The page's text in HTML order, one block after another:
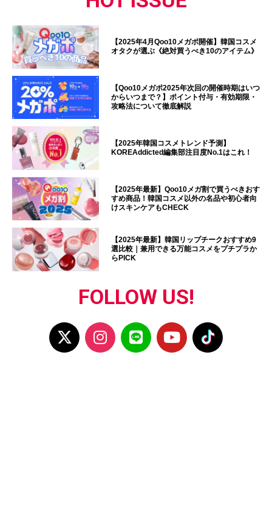
【2025年4月Qoo10メガポ開催】韓国コスメ
オタクが選ぶ《絶対買うべき10のアイテム》
【Qoo10メガポ2025年次回の開催時期はいつ
からいつまで？】ポイント付与・有効期限・
攻略法について徹底解説
【2025年韓国コスメトレンド予測】
KOREAddicted編集部注目度No.1はこれ！
【2025年最新】Qoo10メガ割で買うべきおす
すめ商品！韓国コスメ以外の名品や初心者向
けスキンケアもCHECK
【2025年最新】韓国リップチークおすすめ9
選比較｜兼用できる万能コスメをプチプラか
らPICK
FOLLOW US!